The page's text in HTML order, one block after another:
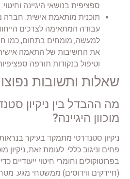
ספציפית בנושאי היגיינה וחיטוי.
תוכנית מותאמת אישית: חברה
עבודה המתאימה לצרכים
את החשיבות של התאמה
וטיפול בנקודות תורפה
שאלות ותשובות
מה ההבדל בין ניקיון
מוכוון היגיינה?
ניקיון סטנדרטי מתמקד בעיקר
פחים וניגוב כללי. לעומת זאת, ניקיון
בפרוטוקולים וחומרי חיטוי ייעודיים
(חיידקים ווירוסים) ממשטחי מגע.